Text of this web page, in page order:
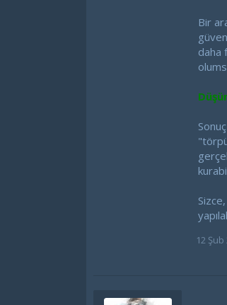
Bir
daha
12 Şub